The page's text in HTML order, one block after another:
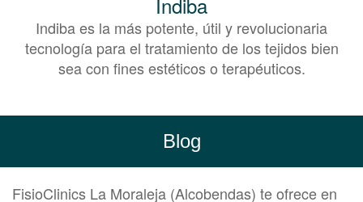
Indiba es la más potente, útil y revolucionaria
tecnología para el tratamiento de los tejidos bien
sea con fines estéticos o terapéuticos.
Blog
FisioClinics La Moraleja (Alcobendas) te ofrece en